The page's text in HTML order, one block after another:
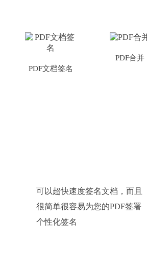
PDF文档签名
PDF合并
可以超快速度签名文档，而且
很简单很容易为您的PDF签署
个性化签名